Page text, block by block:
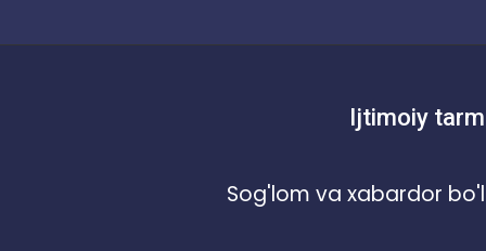
Ijtimoiy
Sog'lom va xabardor